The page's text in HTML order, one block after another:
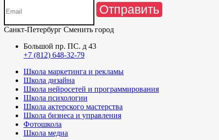
Отправить
Санкт-Петербург Сменить город
Большой пр. ПС. д 43
+7 (812) 648-32-79
Школа маркетинга и рекламы
Школа дизайна
Школа нейросетей и программирования
Школа психологии
Школа актерского мастерства
Школа бизнеса и управления
Фотошкола
Школа медиа